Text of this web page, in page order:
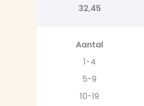
32,45
Aantal
1-4
5-9
10-19